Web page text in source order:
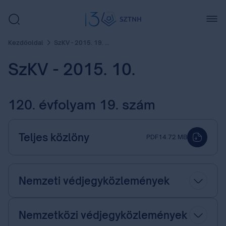
Kezdőoldal SzKV - 2015. 19. szám
SzKV - 2015. 10.
120. évfolyam 19. szám
Teljes közlöny PDF14.72 MB
Nemzeti védjegyközlemények
Nemzetközi védjegyközlemények